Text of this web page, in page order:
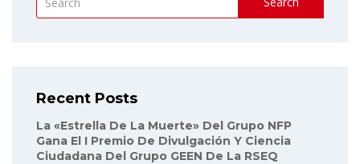
Recent Posts
La «Estrella De La Muerte» Del Grupo NFP
Gana El I Premio De Divulgación Y Ciencia
Ciudadana Del Grupo GEEN De La RSEQ